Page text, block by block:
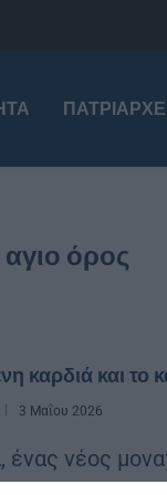
αγιο όρος
καρδιά και το
3 Μαΐου 2026
ένας νέος